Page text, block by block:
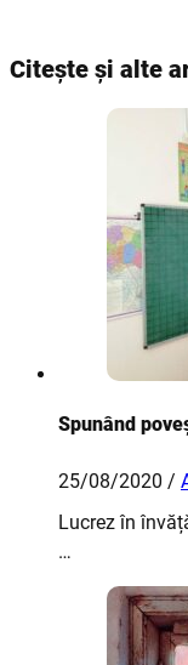
Citește și alte
Spunând
25/08/2020 /
Lucrez în
…